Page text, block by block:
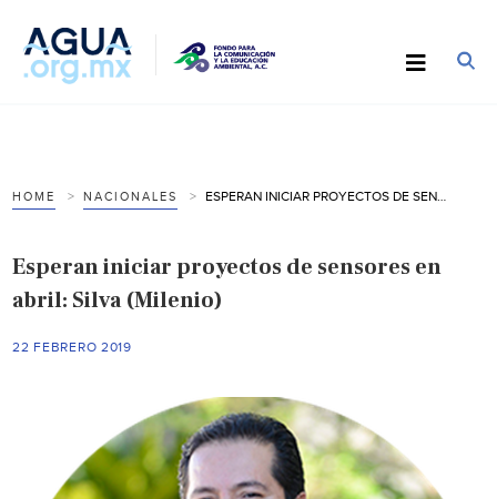
HOME NACIONALES
Esperan iniciar proyectos de sensores en
abril: Silva (Milenio)
22 FEBRERO 2019